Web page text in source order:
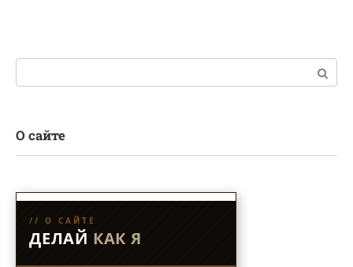
Поиск:
О сайте
// О САЙТЕ
ДЕЛАЙ КАК Я